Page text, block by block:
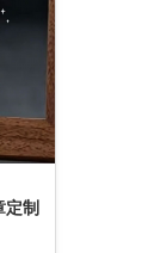
定制